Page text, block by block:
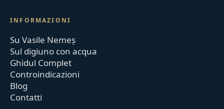
INFORMAZIONI
Su Vasile Nemeș
Sul digiuno con acqua
Ghidul Complet
Controindicazioni
Blog
Contatti